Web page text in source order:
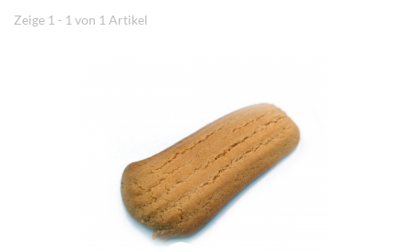
Zeige 1 - 1 von 1 Artikel